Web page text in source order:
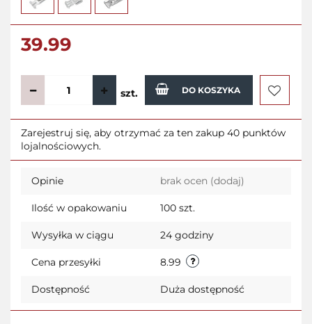
39.99
szt. DO KOSZYKA
Do
Zarejestruj się, aby otrzymać za ten zakup 40 punktów
lojalnościowych.
Opinie brak ocen (dodaj)
Ilość w opakowaniu 100 szt.
Wysyłka w ciągu 24 godziny
Cena przesyłki 8.99
Dostępność Duża dostępność